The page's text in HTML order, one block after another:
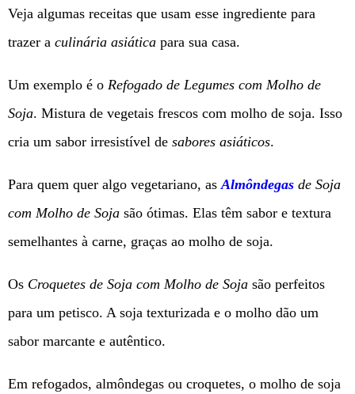
Veja algumas receitas que usam esse ingrediente para
trazer a culinária asiática para sua casa.
Um exemplo é o Refogado de Legumes com Molho de
Soja. Mistura de vegetais frescos com molho de soja. Isso
cria um sabor irresistível de sabores asiáticos.
Para quem quer algo vegetariano, as Almôndegas de Soja
com Molho de Soja são ótimas. Elas têm sabor e textura
semelhantes à carne, graças ao molho de soja.
Os Croquetes de Soja com Molho de Soja são perfeitos
para um petisco. A soja texturizada e o molho dão um
sabor marcante e autêntico.
Em refogados, almôndegas ou croquetes, o molho de soja